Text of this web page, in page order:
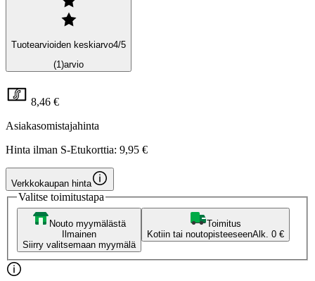
Tuotearvioiden keskiarvo4/5
(1)arvio
8,46 €
Asiakasomistajahinta
Hinta ilman S-Etukorttia: 9,95 €
Verkkokaupan hinta
Valitse toimitustapa
Nouto myymälästä
Ilmainen
Siirry valitsemaan myymälä
Toimitus
Kotiin tai noutopisteeseenAlk. 0 €